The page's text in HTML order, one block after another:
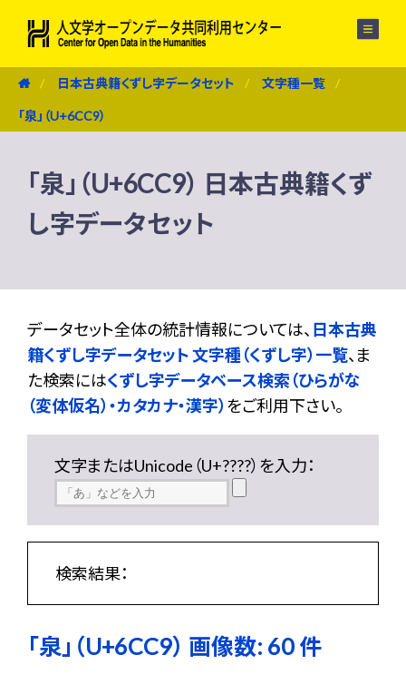
日本古典籍くずし字データセット 文字種一覧
「泉」（U+6CC9）
「泉」（U+6CC9） 日本古典籍くず
し字データセット
データセット全体の統計情報については、 日本古典
籍くずし字データセット 文字種（くずし字）一覧、ま
た検索にはくずし字データベース検索（ひらがな
（変体仮名）・カタカナ・漢字） をご利用下さい。
文字またはUnicode（U+????）を入力：
検索結果：
「泉」（U+6CC9） 画像数: 60 件